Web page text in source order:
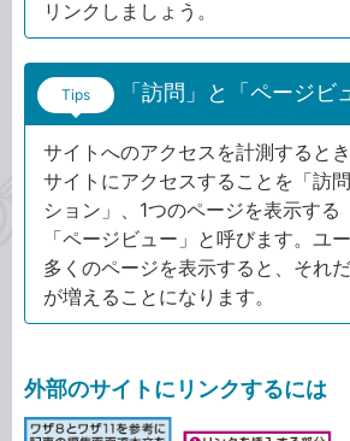
リンクしましょう。
Tips 「訪問」と「ページビ
サイトへのアクセスを計測すると
サイトにアクセスすることを「訪
ション」、1つのページを表示する
「ページビュー」と呼びます。ユ
多くのページを表示すると、それ
が増えることになります。
外部のサイトにリンクするには